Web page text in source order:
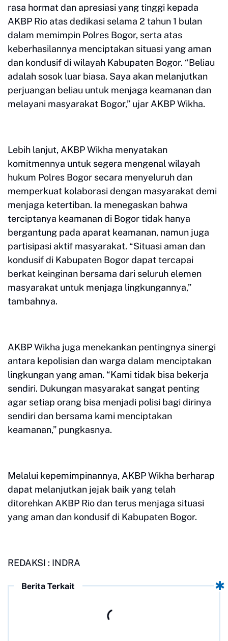
rasa hormat dan apresiasi yang tinggi kepada
AKBP Rio atas dedikasi selama 2 tahun 1 bulan
dalam memimpin Polres Bogor, serta atas
keberhasilannya menciptakan situasi yang aman
dan kondusif di wilayah Kabupaten Bogor. “Beliau
adalah sosok luar biasa. Saya akan melanjutkan
perjuangan beliau untuk menjaga keamanan dan
melayani masyarakat Bogor,” ujar AKBP Wikha.
Lebih lanjut, AKBP Wikha menyatakan
komitmennya untuk segera mengenal wilayah
hukum Polres Bogor secara menyeluruh dan
memperkuat kolaborasi dengan masyarakat demi
menjaga ketertiban. Ia menegaskan bahwa
terciptanya keamanan di Bogor tidak hanya
bergantung pada aparat keamanan, namun juga
partisipasi aktif masyarakat. “Situasi aman dan
kondusif di Kabupaten Bogor dapat tercapai
berkat keinginan bersama dari seluruh elemen
masyarakat untuk menjaga lingkungannya,”
tambahnya.
AKBP Wikha juga menekankan pentingnya sinergi
antara kepolisian dan warga dalam menciptakan
lingkungan yang aman. “Kami tidak bisa bekerja
sendiri. Dukungan masyarakat sangat penting
agar setiap orang bisa menjadi polisi bagi dirinya
sendiri dan bersama kami menciptakan
keamanan,” pungkasnya.
Melalui kepemimpinannya, AKBP Wikha berharap
dapat melanjutkan jejak baik yang telah
ditorehkan AKBP Rio dan terus menjaga situasi
yang aman dan kondusif di Kabupaten Bogor.
REDAKSI : INDRA
Berita Terkait